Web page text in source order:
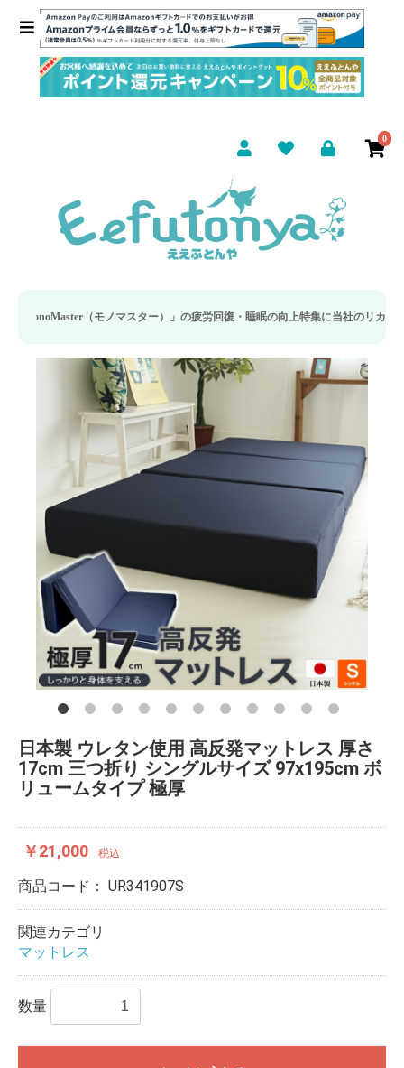
0
ター）」の疲労回復・睡眠の向上特集に当社のリカバリー枕カバーが取り上げ
日本製 ウレタン使用 高反発マットレス 厚さ
17cm 三つ折り シングルサイズ 97x195cm ボ
リュームタイプ 極厚
￥21,000 税込
商品コード： UR341907S
関連カテゴリ
マットレス
数量